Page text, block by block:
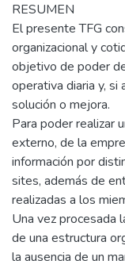
RESUMEN
El presente TFG
organizacional y
objetivo de poder
operativa diaria y,
solución o mejora.
Para poder realizar
externo, de la
información por
sites, además de
realizadas a los
Una vez procesada
de una estructura
la ausencia de un